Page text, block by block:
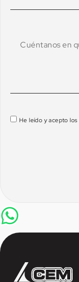
He leído y acepto los